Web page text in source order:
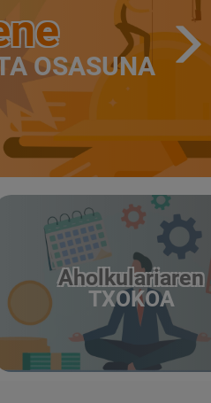
OSASUNA
Aholkulariaren
TXOKOA